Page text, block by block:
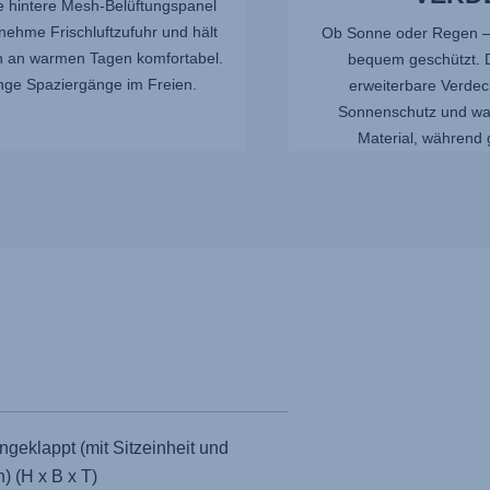
hintere Mesh-Belüftungspanel
Frischluftzufuhr und hält
an warmen Tagen komfortabel.
Spaziergänge im Freien.
Ob Sonne oder Regen
bequem geschützt.
erweiterbare
Sonnenschutz und
Material, während
(mit Sitzeinheit und
(H x B x T)